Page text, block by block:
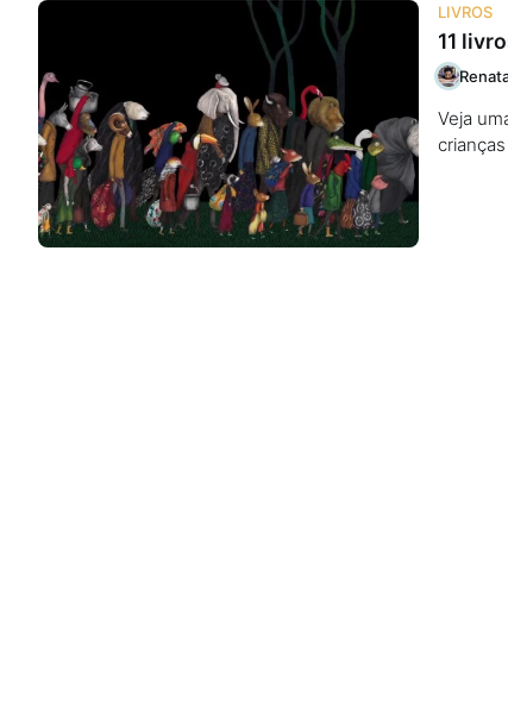
E-Books
Eventos
LIVROS
11
Veja